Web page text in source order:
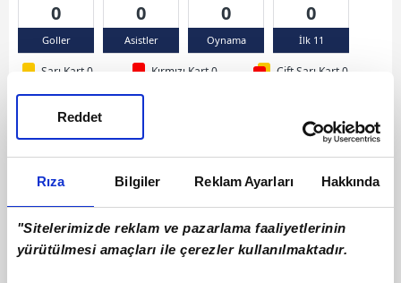
Rıza Bilgiler Reklam Ayarları Hakkında
"Sitelerimizde reklam ve pazarlama faaliyetlerinin
yürütülmesi amaçları ile çerezler kullanılmaktadır.
Reddet
0
Goller
0
Asistler
0
Oynama
0
İlk 11
Sarı Kart 0 Kırmızı Kart 0 Çift Sarı Kart 0